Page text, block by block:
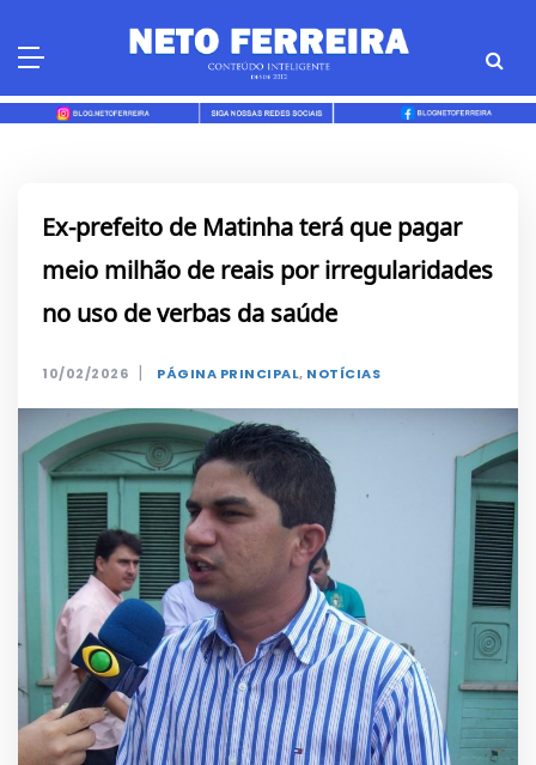
Ex-prefeito de Matinha terá que pagar
meio milhão de reais por irregularidades
no uso de verbas da saúde
10/02/2026 | PÁGINA PRINCIPAL, NOTÍCIAS